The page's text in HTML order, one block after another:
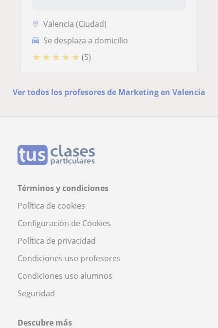
Valencia (Ciudad)
Se desplaza a domicilio
★ ★ ★ ★ ★ (5)
Ver todos los profesores de Marketing en Valencia
Términos y condiciones
Política de cookies
Configuración de Cookies
Política de privacidad
Condiciones uso profesores
Condiciones uso alumnos
Seguridad
Descubre más